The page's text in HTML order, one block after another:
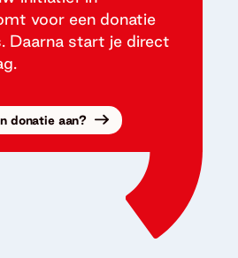
voor een donatie
Daarna start je direct
donatie aan?